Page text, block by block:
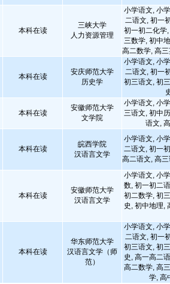
本科在读
三峡大学
人力资源管理
小学语文, 小
二语文, 初一
初一初二化学
三数学, 初中
高二数学, 高
本科在读
安庆师范大学
历史学
小学语文, 小
二语文, 初一
初三语文, 初
本科在读
安徽师范大学
文学院
小学语文, 小
三语文, 初中
语文,
本科在读
皖西学院
汉语言文学
小学语文, 小
二语文, 初一
高二语文, 高
本科在读
安徽师范大学
汉语言文学
小学语文, 小
数, 初一初二
初二数学, 初
史, 初中地理,
本科在读
华东师范大学
汉语言文学（师
范）
小学语文, 小
二语文, 初一
初三语文, 初
史, 高一高二
高二数学, 高
学, 高